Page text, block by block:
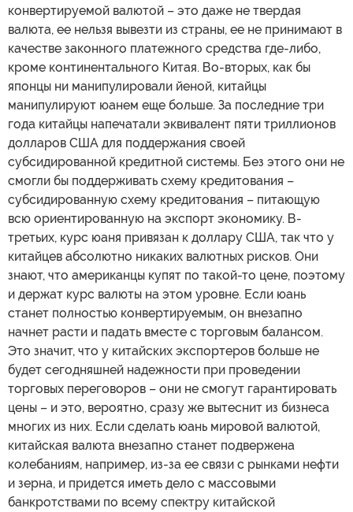
конвертируемой валютой – это даже не твердая
валюта, ее нельзя вывезти из страны, ее не принимают в
качестве законного платежного средства где-либо,
кроме континентального Китая. Во-вторых, как бы
японцы ни манипулировали йеной, китайцы
манипулируют юанем еще больше. За последние три
года китайцы напечатали эквивалент пяти триллионов
долларов США для поддержания своей
субсидированной кредитной системы. Без этого они не
смогли бы поддерживать схему кредитования –
субсидированную схему кредитования – питающую
всю ориентированную на экспорт экономику. В-
третьих, курс юаня привязан к доллару США, так что у
китайцев абсолютно никаких валютных рисков. Они
знают, что американцы купят по такой-то цене, поэтому
и держат курс валюты на этом уровне. Если юань
станет полностью конвертируемым, он внезапно
начнет расти и падать вместе с торговым балансом.
Это значит, что у китайских экспортеров больше не
будет сегодняшней надежности при проведении
торговых переговоров – они не смогут гарантировать
цены – и это, вероятно, сразу же вытеснит из бизнеса
многих из них. Если сделать юань мировой валютой,
китайская валюта внезапно станет подвержена
колебаниям, например, из-за ее связи с рынками нефти
и зерна, и придется иметь дело с массовыми
банкротствами по всему спектру китайской